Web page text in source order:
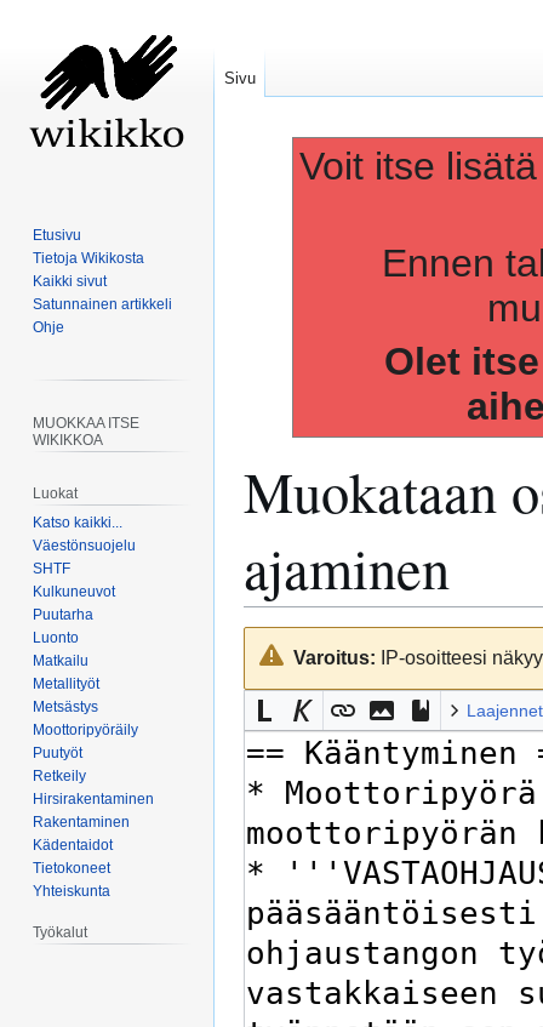
Voit itse
Ennen
Olet
Muokataan
ajaminen
Siirry
navigaatioon
Siirry
hakuunVaroitus: IP-osoitteesi
Sivu
Etusivu
Tietoja Wikikosta
Kaikki sivut
Satunnainen artikkeli
Ohje
MUOKKAA ITSE
WIKIKKOA
Luokat
Katso kaikki...
Väestönsuojelu
SHTF
Kulkuneuvot
Puutarha
Luonto
Matkailu
Metallityöt
Metsästys
Moottoripyöräily
Puutyöt
Retkeily
Hirsirakentaminen
Rakentaminen
Kädentaidot
Tietokoneet
Yhteiskunta
Työkalut